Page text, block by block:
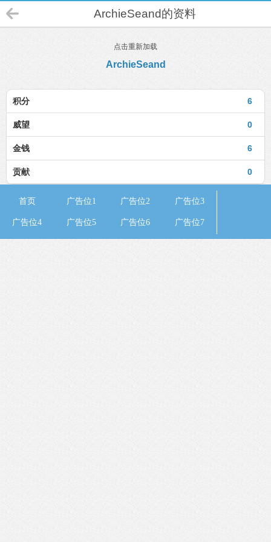
ArchieSeand的资料
点击重新加载
ArchieSeand
6
积分
0
威望
6
金钱
0
贡献
首页 广告位1 广告位2 广告位3
广告位4 广告位5 广告位6 广告位7